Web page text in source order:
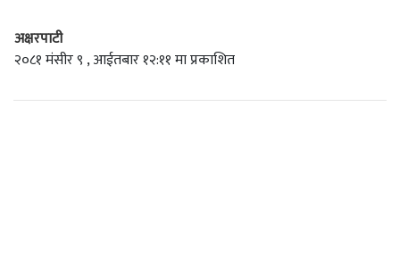
अक्षरपाटी
२०८१ मंसीर ९ , आईतबार १२:११ मा प्रकाशित